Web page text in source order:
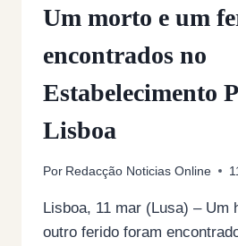
Um morto e um
encontrados no
Estabelecimento
Lisboa
Por Redacção Noticias Online
Lisboa, 11 mar (Lusa) – Um
outro ferido foram